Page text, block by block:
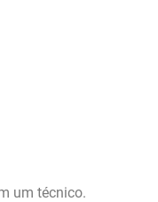
um técnico.